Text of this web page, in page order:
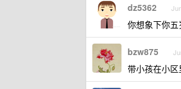
dz5362
你想象下你
bzw875
带小孩在小